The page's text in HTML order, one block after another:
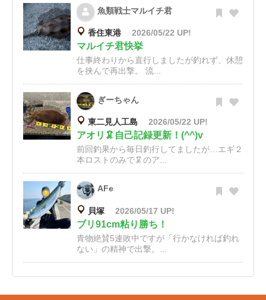
魚類戦士マルイチ君
香住東港 2026/05/22 UP!
マルイチ君快挙
仕事終わりから直行しましたが釣れず、休憩
を挟んで再出撃。 流...
ぎーちゃん
東二見人工島 2026/05/22 UP!
アオリ🦑自己記録更新！(^^)v
前回釣果から毎日釣行してましたが…エギ２
本ロストのみで🦑のア...
AFe
貝塚 2026/05/17 UP!
ブリ91cm粘り勝ち！
青物絶賛5連敗中ですが「行かなければ釣れ
ない」の精神で出撃。...